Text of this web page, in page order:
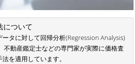
について
タに対して回帰分析(Regression Analysis)
不動産鑑定士などの専門家が実際に価格査
を適用しています。